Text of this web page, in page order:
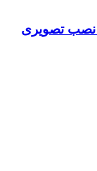
آموزش نصب تصویری